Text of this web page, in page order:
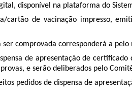
disponível na plataforma do
cartão de vacinação impresso,
ser comprovada corresponderá a pelo
de apresentação de
e serão deliberados pelo
pedidos de dispensa de